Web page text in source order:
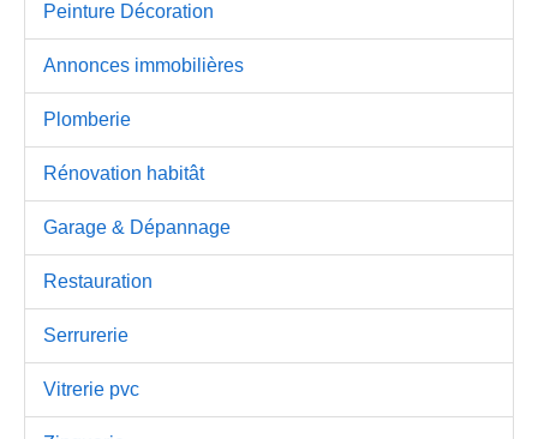
Peinture Décoration
Annonces immobilières
Plomberie
Rénovation habitât
Garage & Dépannage
Restauration
Serrurerie
Vitrerie pvc